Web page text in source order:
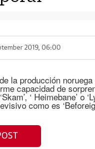
2019, 06:00
la producción
capacidad de
‘ Heimebane’ o
como es